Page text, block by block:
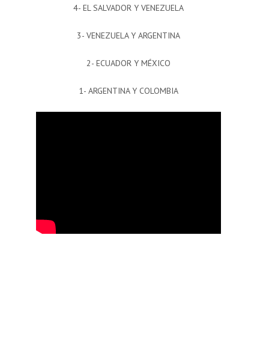
4- EL SALVADOR Y VENEZUELA
3- VENEZUELA Y ARGENTINA
2- ECUADOR Y MÉXICO
1- ARGENTINA Y COLOMBIA